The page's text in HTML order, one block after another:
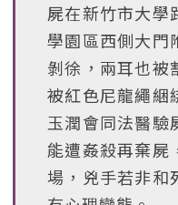
屍在新竹市大學
學園區西側大門
剝徐，兩耳也被
被紅色尼龍繩綑
玉潤會同法醫驗
能遭姦殺再棄屍
場，兇手若非和